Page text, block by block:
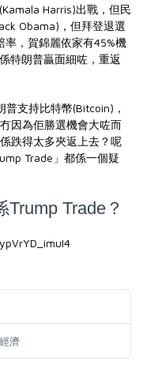
Harris)出戰，但民
Obama)，但拜登退選
率，賀錦麗依家有45%機
特朗普贏面細咗，重返
支持比特幣(Bitcoin)，
因為佢勝選機會大咗而
跌得太多夾返上去？呢
Trade」都係一個疑
Trump Trade？
經濟